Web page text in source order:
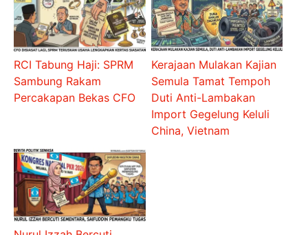
RCI Tabung Haji: SPRM
Sambung Rakam
Percakapan Bekas CFO
Kerajaan Mulakan Kajian
Semula Tamat Tempoh
Duti Anti-Lambakan
Import Gegelung Keluli
China, Vietnam